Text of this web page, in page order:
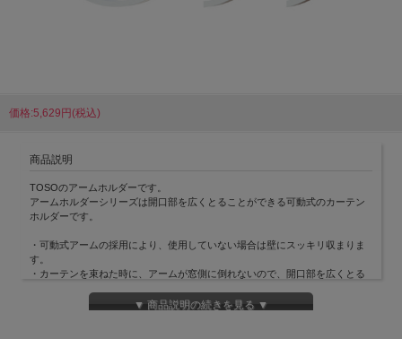
価格:5,629円(税込)
商品説明
TOSOのアームホルダーです。
アームホルダーシリーズは開口部を広くとることができる可動式のカーテン
ホルダーです。
・可動式アームの採用により、使用していない場合は壁にスッキリ収まりま
す。
・カーテンを束ねた時に、アームが窓側に倒れないので、開口部を広くとる
▼ 商品説明の続きを見る ▼